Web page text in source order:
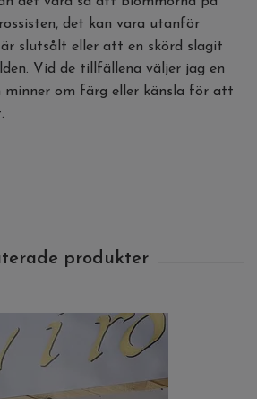
det kan vara utanför
slutsålt eller att en skörd slagit
Vid de tillfällena väljer jag en
minner om färg eller känsla för att